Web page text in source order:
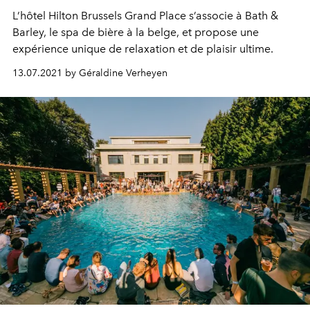
L’hôtel Hilton Brussels Grand Place s’associe à Bath &
Barley, le spa de bière à la belge, et propose une
expérience unique de relaxation et de plaisir ultime.
13.07.2021 by Géraldine Verheyen